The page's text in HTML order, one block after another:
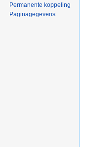
Permanente koppeling
Paginagegevens